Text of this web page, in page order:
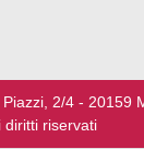
2/4 - 20159
diritti riservati